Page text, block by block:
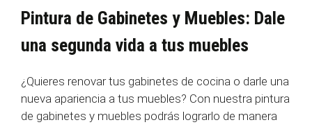
Pintura de Gabinetes y Muebles: Dale
una segunda vida a tus muebles
¿Quieres renovar tus gabinetes de cocina o darle una
nueva apariencia a tus muebles? Con nuestra pintura
de gabinetes y muebles podrás lograrlo de manera